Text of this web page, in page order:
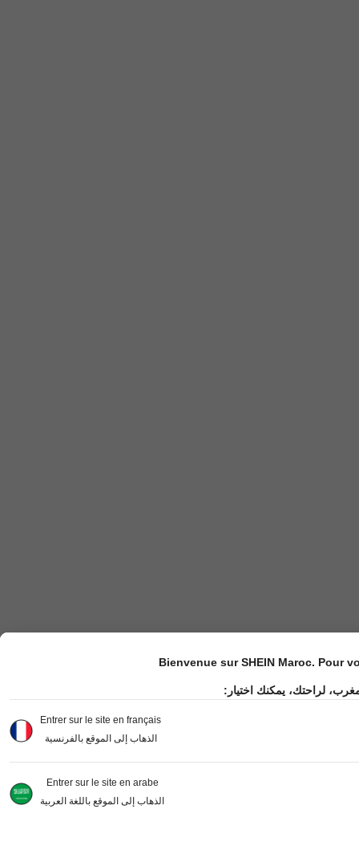
Bienvenue sur SHEIN Maroc. Pour
لراحتك، يمكنك اختيار:
Entrer sur le site en français
الذهاب إلى الموقع بالفرنسية
Entrer sur le site en arabe
الذهاب إلى الموقع باللغة العربية